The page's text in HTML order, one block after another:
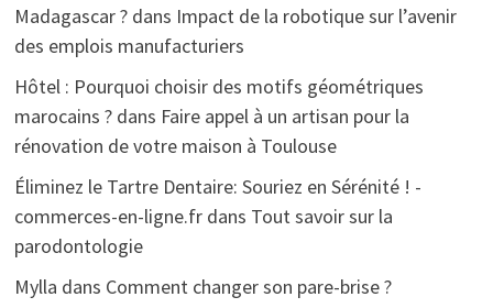
Madagascar ?dans Impact de la robotique sur l’avenir
des emplois manufacturiers
Hôtel : Pourquoi choisir des motifs géométriques
marocains ?dans Faire appel à un artisan pour la
rénovation de votre maison à Toulouse
Éliminez le Tartre Dentaire: Souriez en Sérénité ! -
commerces-en-ligne.frdans Tout savoir sur la
parodontologie
Mylla dans Comment changer son pare-brise ?